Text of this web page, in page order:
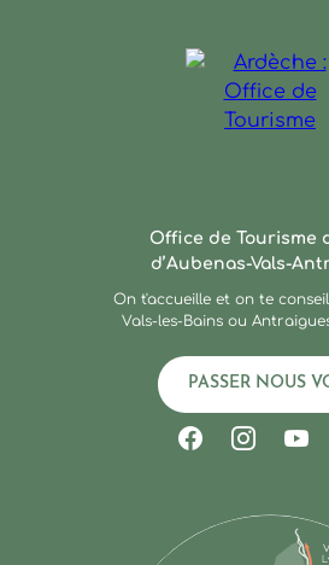
Office de Tourisme
d’Aubenas-Vals-
On t'accueille et on te
Vals-les-Bains ou
PASSER NOUS
Suivez-nous
Suivez-